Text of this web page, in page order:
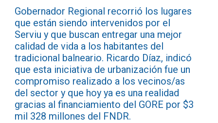
Gobernador Regional recorrió los lugares
que están siendo intervenidos por el
Serviu y que buscan entregar una mejor
calidad de vida a los habitantes del
tradicional balneario. Ricardo Díaz, indicó
que esta iniciativa de urbanización fue un
compromiso realizado a los vecinos/as
del sector y que hoy ya es una realidad
gracias al financiamiento del GORE por $3
mil 328 millones del FNDR.